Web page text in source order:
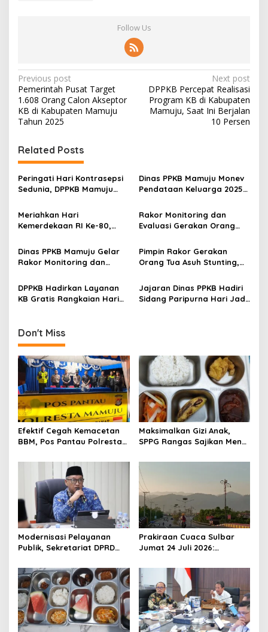
Follow Us
P
o
s
n
a
v
g
a
t
i
o
n
Previous post
Pemerintah Pusat Target
1.608 Orang Calon Akseptor
KB di Kabupaten Mamuju
Tahun 2025
Next post
DPPKB Percepat Realisasi
Program KB di Kabupaten
Mamuju, Saat Ini Berjalan
10 Persen
Related Posts
Peringati Hari Kontrasepsi
Sedunia, DPPKB Mamuju
& Kunjungan Orang Tua
Asuh
Dinas PPKB Mamuju Monev
Pendataan Keluarga 2025
Kementerian
Meriahkan Hari
Kemerdekaan RI Ke-80,
Lomba Masak Nasi Goreng
Antar OPD
Rakor Monitoring dan
Evaluasi Gerakan Orang
Hasil Laporan Penanganan
Intervensi Stunting
Dinas PPKB Mamuju Gelar
Rakor Monitoring dan
Gerakan Orang Tua Asuh
Pimpin Rakor Gerakan
Orang Tua Asuh Stunting,
Rekomendasi Calon
Pengantin Belum Cukup
DPPKB Hadirkan Layanan
KB Gratis Rangkaian Hari
Jajaran Dinas PPKB Hadiri
Sidang Paripurna Hari Jadi
Don't Miss
Efektif Cegah Kemacetan
BBM, Pos Pantau Polresta
SPBU Kali Mamuju
Maksimalkan Gizi Anak,
SPPG Rangas Sajikan Menu
Penerima
Modernisasi Pelayanan
Publik, Sekretariat DPRD
Luncurkan Aplikasi SIPAKDE
Prakiraan Cuaca Sulbar
Jumat 24 Juli 2026:
Daerah Pesisir Cerah